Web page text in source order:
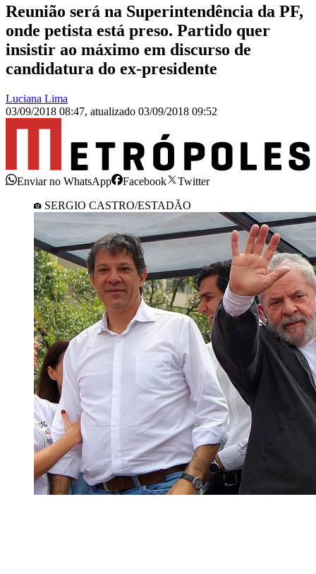
Reunião será na Superintendência da PF,
onde petista está preso. Partido quer
insistir ao máximo em discurso de
candidatura do ex-presidente
Luciana Lima
03/09/2018 08:47, atualizado 03/09/2018 09:52
Enviar no WhatsApp Facebook
Twitter
SERGIO CASTRO/ESTADÃO